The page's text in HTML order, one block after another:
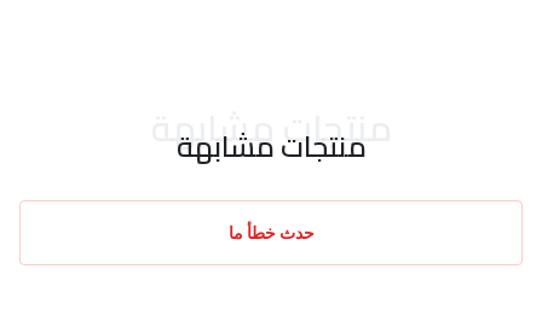
منتجات مشابهة
منتجات مشابهة
حدث خطأ ما